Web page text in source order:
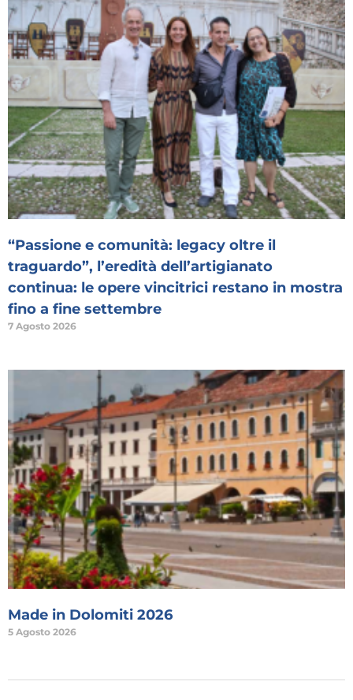
“Passione e comunità: legacy oltre il
traguardo”, l’eredità dell’artigianato
continua: le opere vincitrici restano in mostra
fino a fine settembre
7 Agosto 2026
Made in Dolomiti 2026
5 Agosto 2026